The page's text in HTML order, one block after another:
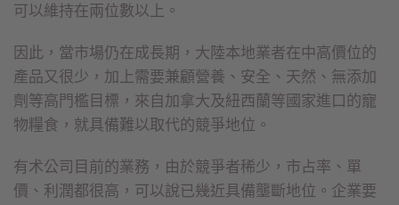
可以維持在兩位數以上。
因此，當市場仍在成長期，大陸本地業者在中高價位的
產品又很少，加上需要兼顧營養、安全、天然、無添加
劑等高門檻目標，來自加拿大及紐西蘭等國家進口的寵
物糧食，就具備難以取代的競爭地位。
有术公司目前的業務，由於競爭者稀少，市占率、單
價、利潤都很高，可以說已幾近具備壟斷地位。企業要